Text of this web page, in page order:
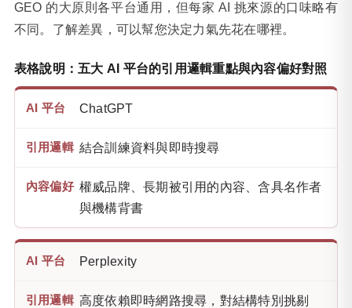
GEO 的大原則各平台通用，但每家 AI 挑來源的口味略有
不同。了解差異，可以幫您決定力氣先花在哪裡。
表格說明：五大 AI 平台的引用邏輯重點與內容偏好對照
ChatGPT
結合訓練資料與即時搜尋
權威品牌、長期被引用的內容、含具名作者
與機構背書
Perplexity
高度依賴即時網路搜尋，對結構特別挑剔